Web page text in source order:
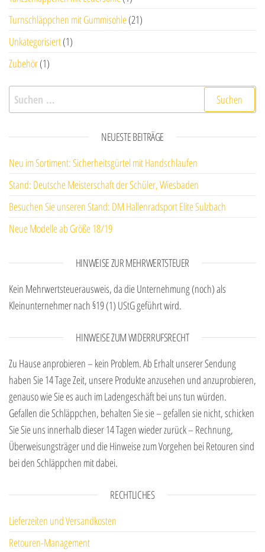
Turnschläppchen mit Gummisohle(21)
Unkategorisiert(1)
Zubehör(1)
Suchen nach:
NEUESTE BEITRÄGE
Neu im Sortiment: Sicherheitsgürtel mit Handschlaufen
Stand: Deutsche Meisterschaft der Schüler, Wiesbaden
Besuchen Sie unseren Stand: DM Hallenradsport Elite Sulzbach
Neue Modelle ab Größe 18/19
HINWEISE ZUR MEHRWERTSTEUER
Kein Mehrwertsteuerausweis, da die Unternehmung (noch) als
Kleinunternehmer nach §19 (1) UStG geführt wird.
HINWEISE ZUM WIDERRUFSRECHT
Zu Hause anprobieren – kein Problem. Ab Erhalt unserer Sendung
haben Sie 14 Tage Zeit, unsere Produkte anzusehen und anzuprobieren,
genauso wie Sie es auch im Ladengeschäft bei uns tun würden.
Gefallen die Schläppchen, behalten Sie sie – gefallen sie nicht, schicken
Sie Sie uns innerhalb dieser 14 Tagen wieder zurück – Rechnung,
Überweisungsträger und die Hinweise zum Vorgehen bei Retouren sind
bei den Schläppchen mit dabei.
RECHTLICHES
Lieferzeiten und Versandkosten
Retouren-Management